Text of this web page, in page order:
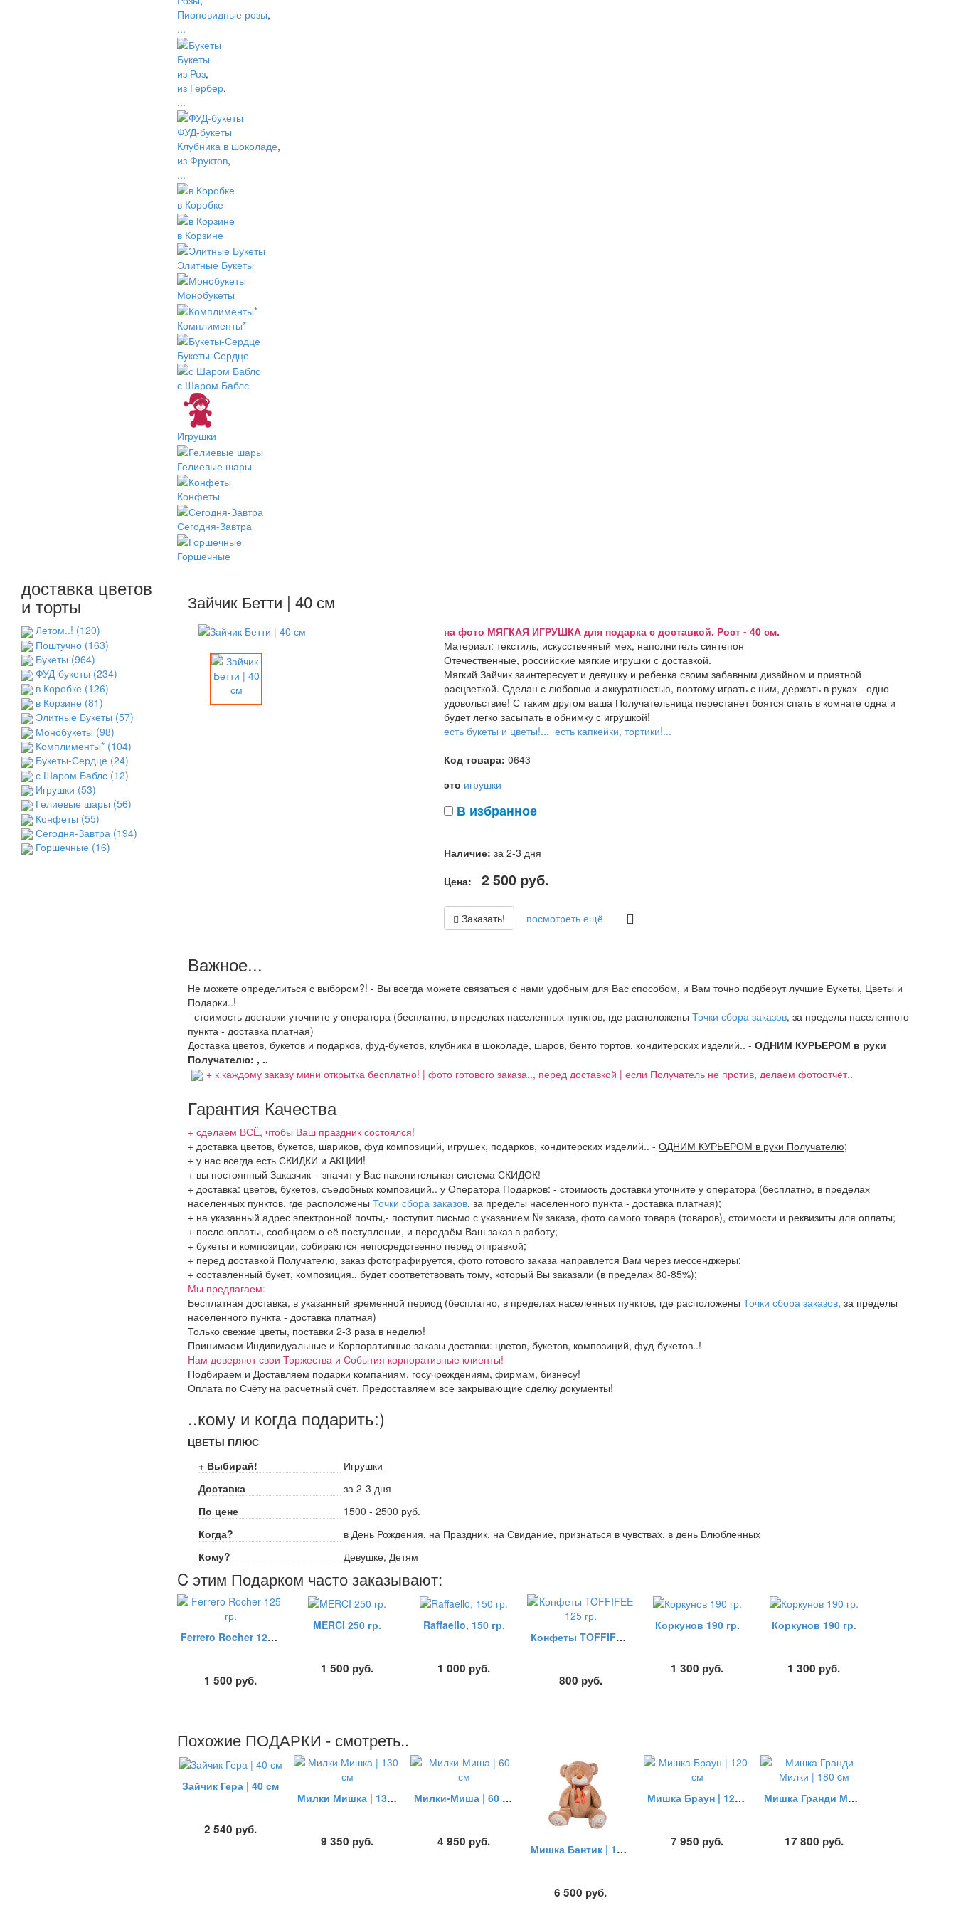
Пионовидные розы,
...
Букеты
из Роз,
из Гербер,
...
ФУД-букеты
Клубника в шоколаде,
из Фруктов,
...
в Коробке
в Корзине
Элитные Букеты
Монобукеты
Комплименты*
Букеты-Сердце
с Шаром Баблс
Игрушки
Гелиевые шары
Конфеты
Сегодня-Завтра
Горшечные
доставка цветов
и торты
Летом..! (120)
Поштучно (163)
Букеты (964)
ФУД-букеты (234)
в Коробке (126)
в Корзине (81)
Элитные Букеты (57)
Монобукеты (98)
Комплименты* (104)
Букеты-Сердце (24)
с Шаром Баблс (12)
Игрушки (53)
Гелиевые шары (56)
Конфеты (55)
Сегодня-Завтра (194)
Горшечные (16)
Зайчик Бетти | 40 см
на фото МЯГКАЯ ИГРУШКА для подарка с доставкой. Рост - 40 см.
Материал: текстиль, искусственный мех, наполнитель синтепон
Отечественные, российские мягкие игрушки с доставкой.
Мягкий Зайчик заинтересует и девушку и ребенка своим забавным дизайном и приятной
расцветкой. Сделан с любовью и аккуратностью, поэтому играть с ним, держать в руках - одно
удовольствие! С таким другом ваша Получательница перестанет боятся спать в комнате одна и
будет легко засыпать в обнимку с игрушкой!
есть букеты и цветы!... есть капкейки, тортики!...
Код товара: 0643
это игрушки
В избранное
Наличие: за 2-3 дня
Цена:
2 500 руб.
Заказать! посмотреть ещё
Важное...
Не можете определиться с выбором?! - Вы всегда можете связаться с нами удобным для Вас способом, и Вам точно подберут лучшие Букеты, Цветы и
Подарки..!
- стоимость доставки уточните у оператора (бесплатно, в пределах населенных пунктов, где расположены Точки сбора заказов, за пределы населенного
пункта - доставка платная)
Доставка цветов, букетов и подарков, фуд-букетов, клубники в шоколаде, шаров, бенто тортов, кондитерских изделий.. - ОДНИМ КУРЬЕРОМ в руки
Получателю: , ..
+ к каждому заказу мини открытка бесплатно! | фото готового заказа.., перед доставкой | если Получатель не против, делаем фотоотчёт..
Гарантия Качества
+ сделаем ВСЁ, чтобы Ваш праздник состоялся!
+ доставка цветов, букетов, шариков, фуд композиций, игрушек, подарков, кондитерских изделий.. - ОДНИМ КУРЬЕРОМ в руки Получателю;
+ у нас всегда есть СКИДКИ и АКЦИИ!
+ вы постоянный Заказчик – значит у Вас накопительная система СКИДОК!
+ доставка: цветов, букетов, съедобных композиций.. у Оператора Подарков: - стоимость доставки уточните у оператора (бесплатно, в пределах
населенных пунктов, где расположены Точки сбора заказов, за пределы населенного пункта - доставка платная);
+ на указанный адрес электронной почты,- поступит письмо с указанием № заказа, фото самого товара (товаров), стоимости и реквизиты для оплаты;
+ после оплаты, сообщаем о её поступлении, и передаём Ваш заказ в работу;
+ букеты и композиции, собираются непосредственно перед отправкой;
+ перед доставкой Получателю, заказ фотографируется, фото готового заказа направлется Вам через мессенджеры;
+ составленный букет, композиция.. будет соответствовать тому, который Вы заказали (в пределах 80-85%);
Мы предлагаем:
Бесплатная доставка, в указанный временной период (бесплатно, в пределах населенных пунктов, где расположены Точки сбора заказов, за пределы
населенного пункта - доставка платная)
Только свежие цветы, поставки 2-3 раза в неделю!
Принимаем Индивидуальные и Корпоративные заказы доставки: цветов, букетов, композиций, фуд-букетов..!
Нам доверяют свои Торжества и События корпоративные клиенты!
Подбираем и Доставляем подарки компаниям, госучреждениям, фирмам, бизнесу!
Оплата по Счёту на расчетный счёт. Предоставляем все закрывающие сделку документы!
..кому и когда подарить:)
ЦВЕТЫ ПЛЮС
+ Выбирай!
Игрушки
Доставка
за 2-3 дня
По цене
1500 - 2500 руб.
Когда?
в День Рождения, на Праздник, на Свидание, признаться в чувствах, в день Влюбленных
Кому?
Девушке, Детям
C этим Подарком часто заказывают:
Ferrero Rocher 125 гр.
1 500 руб.
MERCI 250 гр.
1 500 руб.
Raffaello, 150 гр.
1 000 руб.
Конфеты TOFFIFEE 125 гр.
800 руб.
Коркунов 190 гр.
1 300 руб.
Коркунов 190 гр.
1 300 руб.
Похожие ПОДАРКИ - смотреть..
Зайчик Гера | 40 см
2 540 руб.
Милки Мишка | 130 см
9 350 руб.
Милки-Миша | 60 см
4 950 руб. Мишка Бантик | 100 см
6 500 руб.
Мишка Браун | 120 см
7 950 руб.
Мишка Гранди Милки | 180 cм
17 800 руб.